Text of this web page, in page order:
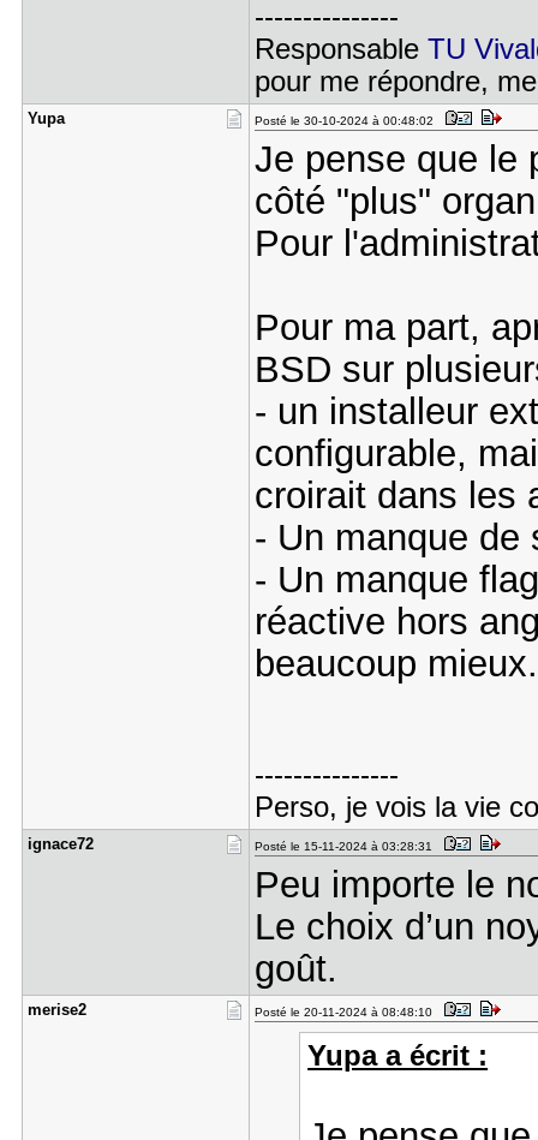
---------------
Responsable TU
pour me répondre,
Yupa Posté le 30-10-2024 à 00:48:02
Je pense que le
côté "plus"
Pour
Pour ma part,
BSD sur
- un installeur
configurable,
croirait dans les
- Un manque de
- Un manque
réactive hors
beaucoup mieux.
---------------
Perso, je vois la vie
ignace72 Posté le 15-11-2024 à 03:28:31
Peu importe le
Le choix d’un
goût.
merise2 Posté le 20-11-2024 à 08:48:10
Yupa a écrit :